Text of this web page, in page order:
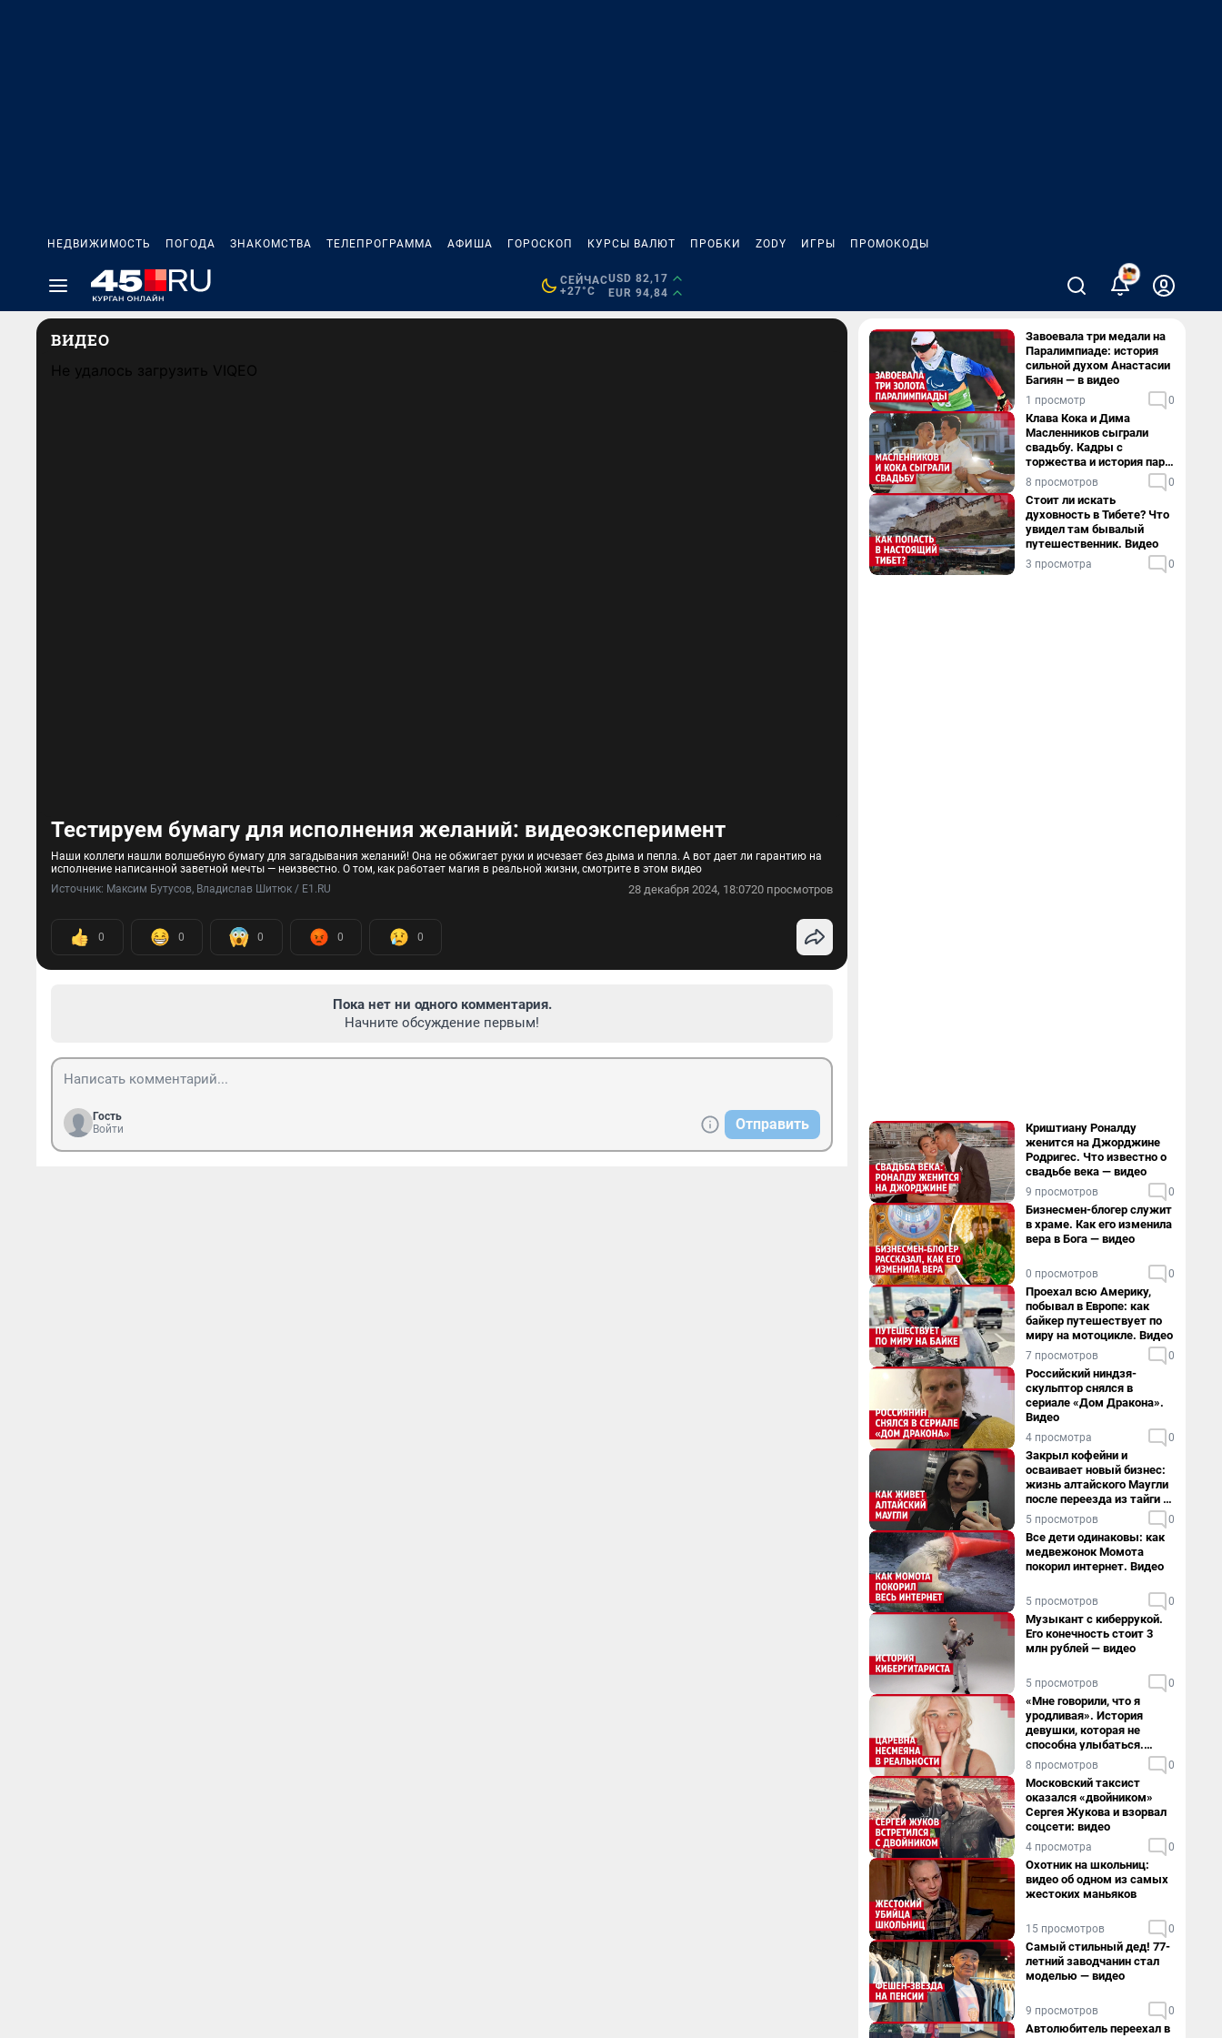
НЕДВИЖИМОСТЬ ПОГОДА ЗНАКОМСТВА ТЕЛЕПРОГРАММА АФИША ГОРОСКОП КУРСЫ ВАЛЮТ ПРОБКИ ZODY ИГРЫ ПРОМОКОДЫ
СЕЙЧАС
+27°C
USD 82,17
EUR 94,84
ВИДЕО
Не удалось загрузить VIQEO
Тестируем бумагу для исполнения желаний: видеоэксперимент
Наши коллеги нашли волшебную бумагу для загадывания желаний! Она не обжигает руки и исчезает без дыма и пепла. А вот дает ли гарантию на
исполнение написанной заветной мечты — неизвестно. О том, как работает магия в реальной жизни, смотрите в этом видео
Источник: Максим Бутусов, Владислав Шитюк / E1.RU 28 декабря 2024, 18:0720 просмотров
0 0 0 0 0
Пока нет ни одного комментария.
Начните обсуждение первым!
Гость
Войти
Отправить
Завоевала три медали на
Паралимпиаде: история
сильной духом Анастасии
Багиян — в видео
1 просмотр 0
Клава Кока и Дима
Масленников сыграли
свадьбу. Кадры с
торжества и история пары
— в видео
8 просмотров 0
Стоит ли искать
духовность в Тибете? Что
увидел там бывалый
путешественник. Видео
3 просмотра 0
Криштиану Роналду
женится на Джорджине
Родригес. Что известно о
свадьбе века — видео
9 просмотров 0
Бизнесмен-блогер служит
в храме. Как его изменила
вера в Бога — видео
0 просмотров 0
Проехал всю Америку,
побывал в Европе: как
байкер путешествует по
миру на мотоцикле. Видео
7 просмотров 0
Российский ниндзя-
скульптор снялся в
сериале «Дом Дракона».
Видео
4 просмотра 0
Закрыл кофейни и
осваивает новый бизнес:
жизнь алтайского Маугли
после переезда из тайги в
столицу
5 просмотров 0
Все дети одинаковы: как
медвежонок Момота
покорил интернет. Видео
5 просмотров 0
Музыкант с киберрукой.
Его конечность стоит 3
млн рублей — видео
5 просмотров 0
«Мне говорили, что я
уродливая». История
девушки, которая не
способна улыбаться.
Видео
8 просмотров 0
Московский таксист
оказался «двойником»
Сергея Жукова и взорвал
соцсети: видео
4 просмотра 0
Охотник на школьниц:
видео об одном из самых
жестоких маньяков
15 просмотров 0
Самый стильный дед! 77-
летний заводчанин стал
моделью — видео
9 просмотров 0
Автолюбитель переехал в